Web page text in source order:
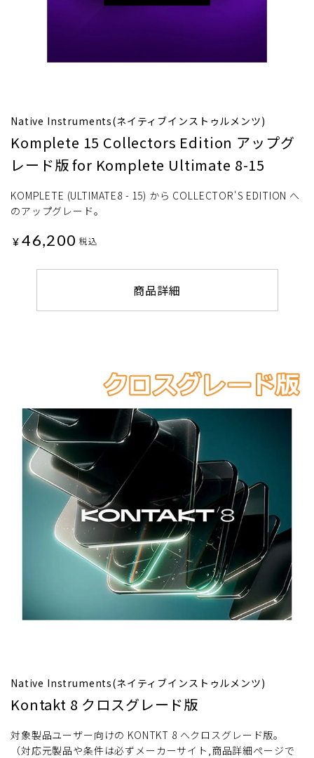
Native Instruments(ネイティブインストゥルメンツ)
Komplete 15 Collectors Edition アップグ
レード版 for Komplete Ultimate 8-15
KOMPLETE (ULTIMATE8 - 15) から COLLECTOR'S EDITION へ
のアップグレード。
¥ 46,200 税込
商品詳細
Native Instruments(ネイティブインストゥルメンツ)
Kontakt 8 クロスグレード版
対象製品ユーザー向けの KONTKT 8 へクロスグレード版。
（対応元製品や条件は必ずメーカーサイト,商品詳細ページで